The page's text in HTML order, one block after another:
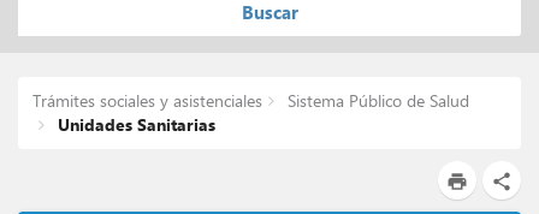
Buscar
Trámites sociales y asistenciales
Sistema Público de Salud
Unidades Sanitarias
print share